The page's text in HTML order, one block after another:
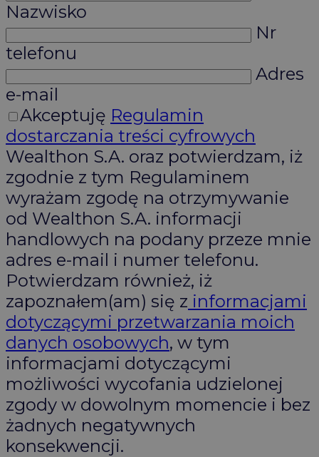
Nazwisko
Nr
telefonu
Adres
e-mail
Akceptuję Regulamin
dostarczania treści cyfrowych
Wealthon S.A. oraz potwierdzam, iż
zgodnie z tym Regulaminem
wyrażam zgodę na otrzymywanie
od Wealthon S.A. informacji
handlowych na podany przeze mnie
adres e-mail i numer telefonu.
Potwierdzam również, iż
zapoznałem(am) się z informacjami
dotyczącymi przetwarzania moich
danych osobowych, w tym
informacjami dotyczącymi
możliwości wycofania udzielonej
zgody w dowolnym momencie i bez
żadnych negatywnych
konsekwencji.